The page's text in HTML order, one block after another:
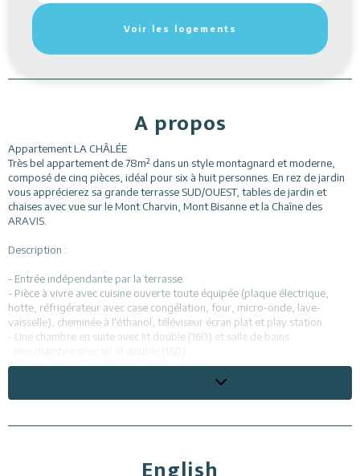
Voir les logements
A propos
Appartement LA CHÂLÉE
Très bel appartement de 78m² dans un style montagnard et moderne,
composé de cinq pièces, idéal pour six à huit personnes. En rez de jardin
vous apprécierez sa grande terrasse SUD/OUEST, tables de jardin et
chaises avec vue sur le Mont Charvin, Mont Bisanne et la Chaîne des
ARAVIS.
Description :
- Entrée indépendante par la terrasse.
- Pièce à vivre avec cuisine ouverte toute équipée (plaque électrique,
hotte, réfrigérateur avec case congélation, four, micro-onde, lave-
vaisselle), cheminée à l'éthanol, téléviseur écran plat et play station.
- Une chambre en suite avec lit double (160) et salle de bains
- une chambre avec un lit double (160)
- une chambre avec deux lits simples (2x90)
- une chambre avec deux lits superposés (4*90).